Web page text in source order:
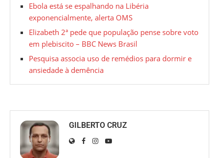
Ebola está se espalhando na Libéria
exponencialmente, alerta OMS
Elizabeth 2ª pede que população pense sobre voto
em plebiscito – BBC News Brasil
Pesquisa associa uso de remédios para dormir e
ansiedade à demência
GILBERTO CRUZ